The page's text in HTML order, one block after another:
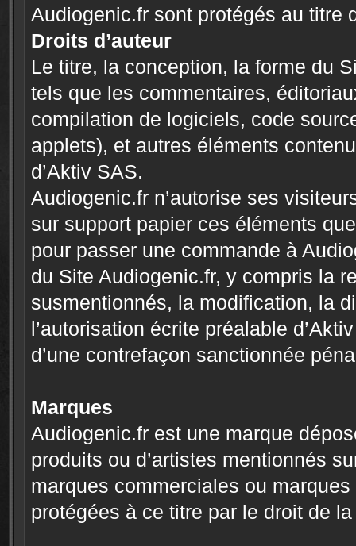
Audiogenic.fr sont protégés au titre
Droits d’auteur
Le titre, la conception, la forme du
tels que les commentaires,
compilation de logiciels, code
applets), et autres éléments
d’Aktiv SAS.
Audiogenic.fr n’autorise ses
sur support papier ces éléments
pour passer une commande à
du Site Audiogenic.fr, y compris la
susmentionnés, la modification, la
l’autorisation écrite préalable
d’une contrefaçon sanctionnée
Marques
Audiogenic.fr est une marque
produits ou d’artistes mentionnés
marques commerciales ou
protégées à ce titre par le droit de